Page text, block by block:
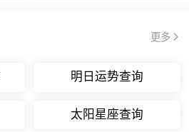
更多
明日运势查询
太阳星座查询